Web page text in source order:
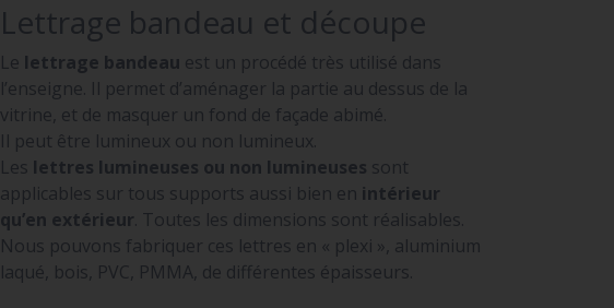
Lettrage bandeau et découpe
Le lettrage bandeau est un procédé très utilisé dans
l’enseigne. Il permet d’aménager la partie au dessus de la
vitrine, et de masquer un fond de façade abimé.
Il peut être lumineux ou non lumineux.
Les lettres lumineuses ou non lumineuses sont
applicables sur tous supports aussi bien en intérieur
qu’en extérieur. Toutes les dimensions sont réalisables.
Nous pouvons fabriquer ces lettres en « plexi », aluminium
laqué, bois, PVC, PMMA, de différentes épaisseurs.